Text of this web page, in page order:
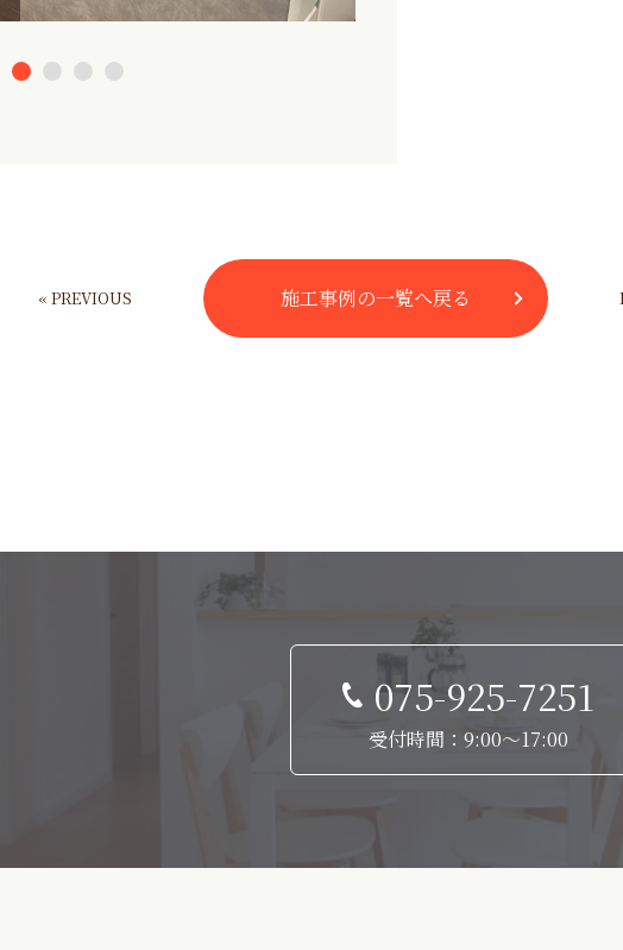
« PREVIOUS 施工事例の一覧へ戻る
075-925-7251
受付時間：9:00～17:00